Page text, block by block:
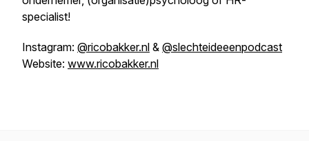
specialist!
Instagram: @ricobakker.nl & @slechteideeenpodcast
Website: www.ricobakker.nl